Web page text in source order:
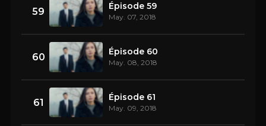
59 Épisode 59
May. 07, 2018
60 Épisode 60
May. 08, 2018
61 Épisode 61
May. 09, 2018